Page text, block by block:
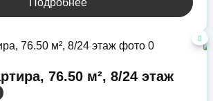
Подробнее
76.50 м², 8/24 этаж